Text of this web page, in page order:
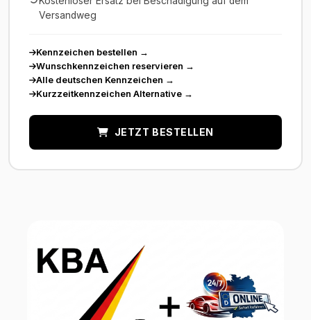
Versandweg
Kennzeichen bestellen →
Wunschkennzeichen reservieren →
Alle deutschen Kennzeichen →
Kurzzeitkennzeichen Alternative →
JETZT BESTELLEN